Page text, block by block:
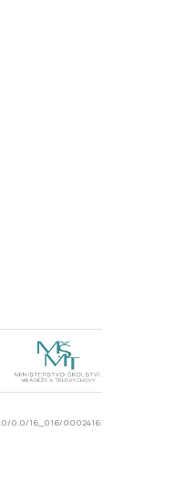
0.0/16_016/0002416.